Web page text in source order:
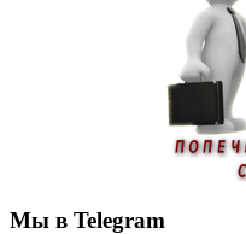
Мы в Telegram